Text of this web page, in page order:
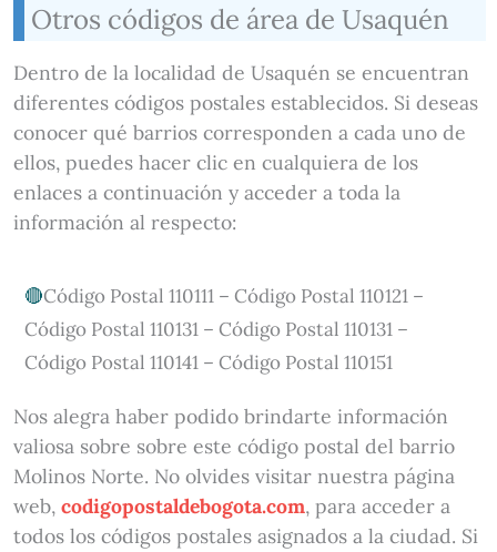
Otros códigos de área de Usaquén
Dentro de la localidad de Usaquén se encuentran
diferentes códigos postales establecidos. Si deseas
conocer qué barrios corresponden a cada uno de
ellos, puedes hacer clic en cualquiera de los
enlaces a continuación y acceder a toda la
información al respecto:
Código Postal 110111 – Código Postal 110121 –
Código Postal 110131 – Código Postal 110131 –
Código Postal 110141 – Código Postal 110151
Nos alegra haber podido brindarte información
valiosa sobre sobre este código postal del barrio
Molinos Norte. No olvides visitar nuestra página
web, codigopostaldebogota.com, para acceder a
todos los códigos postales asignados a la ciudad. Si